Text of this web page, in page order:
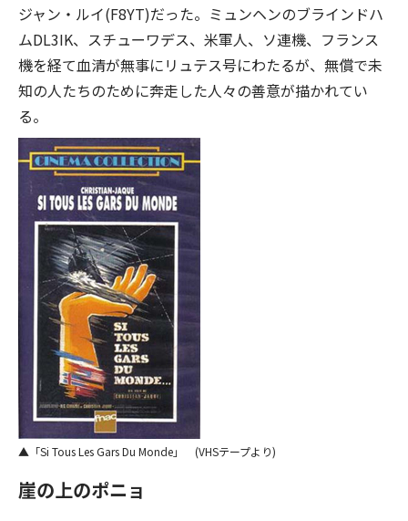
ジャン・ルイ(F8YT)だった。ミュンヘンのブラインドハ
ムDL3IK、スチューワデス、米軍人、ソ連機、フランス
機を経て血清が無事にリュテス号にわたるが、無償で未
知の人たちのために奔走した人々の善意が描かれてい
る。
「Si Tous Les Gars Du Monde」 (VHSテープより)
崖の上のポニョ